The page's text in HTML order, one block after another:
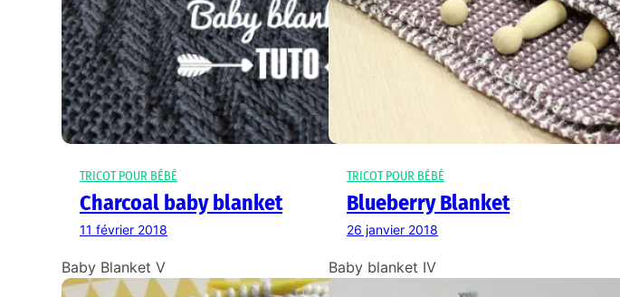
TRICOT POUR BÉBÉ
Charcoal baby blanket
11 février 2018
Baby Blanket V
TRICOT POUR BÉBÉ
Blueberry Blanket
26 janvier 2018
Baby blanket IV